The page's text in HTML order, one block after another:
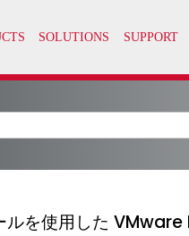
ルを使用した VMware